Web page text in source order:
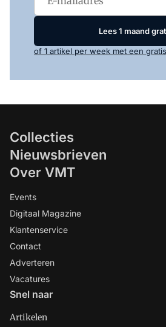
Lees 1 maand
of 1 artikel per week met een
Collecties
Nieuwsbrieven
Over VMT
Events
Digitaal Magazine
Klantenservice
Contact
Adverteren
Vacatures
Snel naar
Artikelen